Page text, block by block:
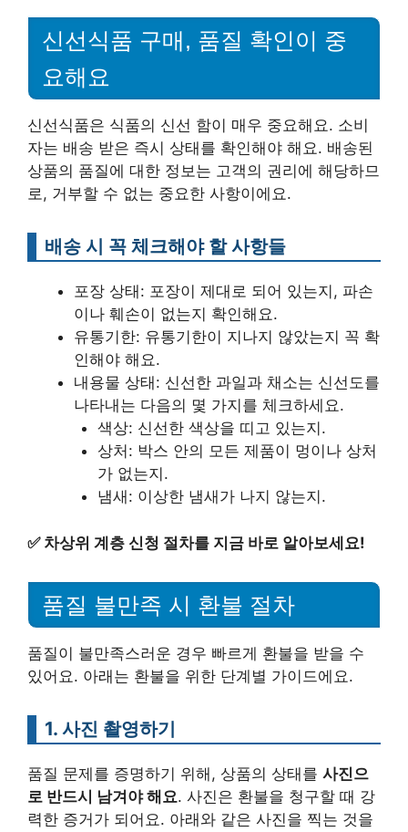
신선식품 구매, 품질 확인이 중
요해요
신선식품은 식품의 신선 함이 매우 중요해요. 소비
자는 배송 받은 즉시 상태를 확인해야 해요. 배송된
상품의 품질에 대한 정보는 고객의 권리에 해당하므
로, 거부할 수 없는 중요한 사항이에요.
배송 시 꼭 체크해야 할 사항들
포장 상태: 포장이 제대로 되어 있는지, 파손
이나 훼손이 없는지 확인해요.
유통기한: 유통기한이 지나지 않았는지 꼭 확
인해야 해요.
내용물 상태: 신선한 과일과 채소는 신선도를
나타내는 다음의 몇 가지를 체크하세요.
색상: 신선한 색상을 띠고 있는지.
상처: 박스 안의 모든 제품이 멍이나 상처
가 없는지.
냄새: 이상한 냄새가 나지 않는지.
✅ 차상위 계층 신청 절차를 지금 바로 알아보세요!
품질 불만족 시 환불 절차
품질이 불만족스러운 경우 빠르게 환불을 받을 수
있어요. 아래는 환불을 위한 단계별 가이드에요.
1. 사진 촬영하기
품질 문제를 증명하기 위해, 상품의 상태를 사진으
로 반드시 남겨야 해요. 사진은 환불을 청구할 때 강
력한 증거가 되어요. 아래와 같은 사진을 찍는 것을